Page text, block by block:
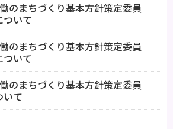
のまちづくり基本方針策定委員
ついて
のまちづくり基本方針策定委員
ついて
のまちづくり基本方針策定委員
いて